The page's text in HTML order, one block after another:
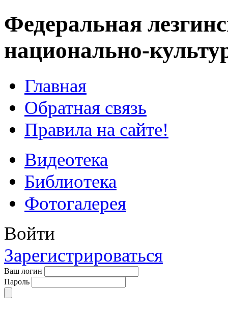
Федеральная
национально-
Главная
Обратная связь
Правила на сайте!
Видеотека
Библиотека
Фотогалерея
Войти
Зарегистрироваться
Ваш логин
Пароль